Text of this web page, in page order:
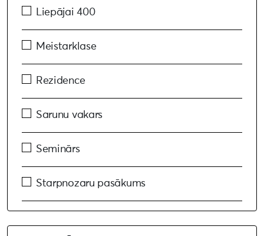
Liepājai 400
Meistarklase
Rezidence
Sarunu vakars
Seminārs
Starpnozaru pasākums